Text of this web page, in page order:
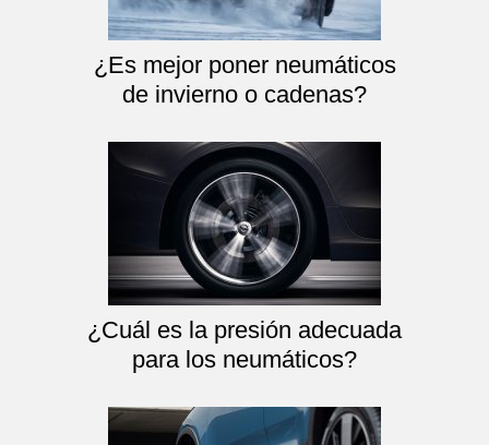
¿Es mejor poner neumáticos
de invierno o cadenas?
¿Cuál es la presión adecuada
para los neumáticos?